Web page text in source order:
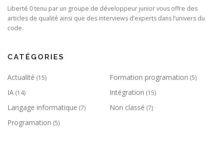
Liberté 0 tenu par un groupe de développeur junior vous offre des
articles de qualité ainsi que des interviews d’experts dans l’univers du
code.
CATÉGORIES
Actualité (15) Formation programation (5)
IA (14) Intégration (15)
Langage informatique (7) Non classé (7)
Programation (5)